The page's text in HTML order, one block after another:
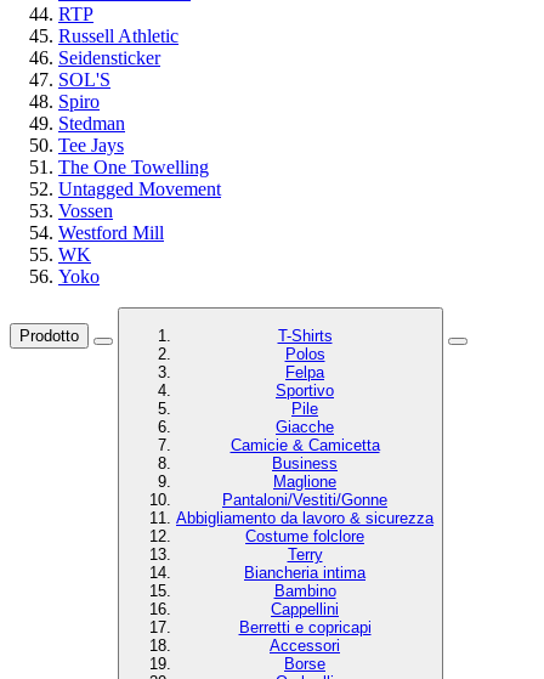
RTP
Russell Athletic
Seidensticker
SOL'S
Spiro
Stedman
Tee Jays
The One Towelling
Untagged Movement
Vossen
Westford Mill
WK
Yoko
Prodotto
T-Shirts
Polos
Felpa
Sportivo
Pile
Giacche
Camicie & Camicetta
Business
Maglione
Pantaloni/Vestiti/Gonne
Abbigliamento da lavoro & sicurezza
Costume folclore
Terry
Biancheria intima
Bambino
Cappellini
Berretti e copricapi
Accessori
Borse